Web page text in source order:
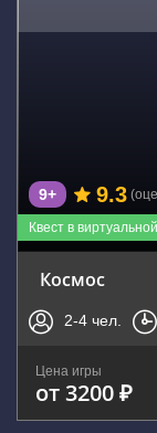
Квест в
9+ 9.3
Космос
2-4 чел.
Цена игры
от 3200 ₽